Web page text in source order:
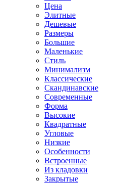
Цена
Элитные
Дешевые
Размеры
Большие
Маленькие
Стиль
Минимализм
Классические
Скандинавские
Современные
Форма
Высокие
Квадратные
Угловые
Низкие
Особенности
Встроенные
Из кладовки
Закрытые